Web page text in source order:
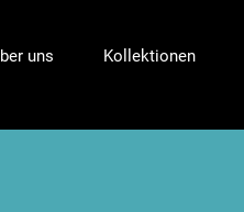
uns Kollektionen